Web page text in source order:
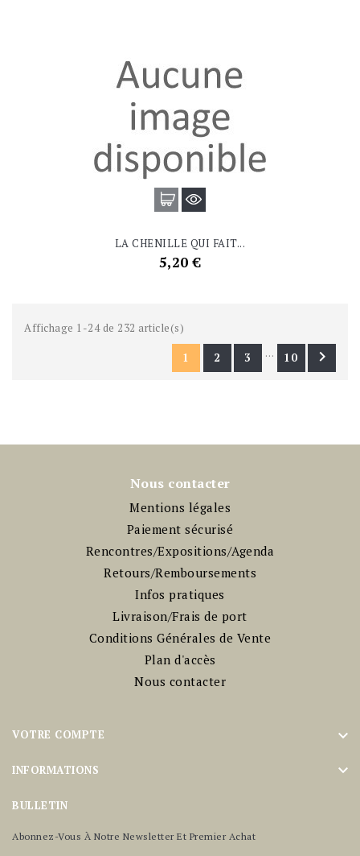
LA CHENILLE QUI FAIT...
Prix
5,20 €
Affichage 1-24 de 232 article(s)
1 2 3 … 10 
Nous contacter
Mentions légales
Paiement sécurisé
Rencontres/Expositions/Agenda
Retours/Remboursements
Infos pratiques
Livraison/Frais de port
Conditions Générales de Vente
Plan d'accès
Nous contacter
VOTRE COMPTE 
INFORMATIONS 
BULLETIN
Abonnez-Vous À Notre Newsletter Et Premier Achat